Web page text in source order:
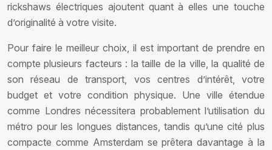
rickshaws électriques ajoutent quant à elles une touche
d’originalité à votre visite.
Pour faire le meilleur choix, il est important de prendre en
compte plusieurs facteurs : la taille de la ville, la qualité de
son réseau de transport, vos centres d’intérêt, votre
budget et votre condition physique. Une ville étendue
comme Londres nécessitera probablement l’utilisation du
métro pour les longues distances, tandis qu’une cité plus
compacte comme Amsterdam se prêtera davantage à la